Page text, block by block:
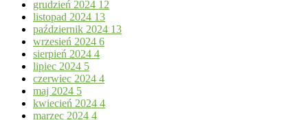
grudzień 2024 12
listopad 2024 13
październik 2024 13
wrzesień 2024 6
sierpień 2024 4
lipiec 2024 5
czerwiec 2024 4
maj 2024 5
kwiecień 2024 4
marzec 2024 4